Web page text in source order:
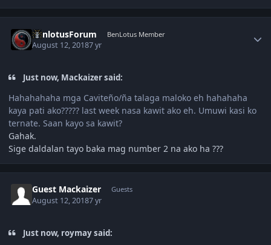
BenlotusForum BenLotus Member
August 12, 20187 yr
Just now, Mackaizer said:
Hahahahaha mga Caviteño/ña talaga maloko eh hahahaha
kaya pati ako????? last week nasa kawit ako eh. Umuwi kasi ko
ternate. Saan kayo sa kawit?
Gahak.
Sige daldalan tayo baka mag number 2 na ako ha ???
Guest Mackaizer Guests
August 12, 20187 yr
Just now, roymay said: